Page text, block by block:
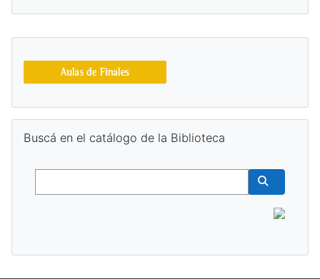
Blocs supplémentaires
Buscá en el catálogo de la Biblioteca
Buscar